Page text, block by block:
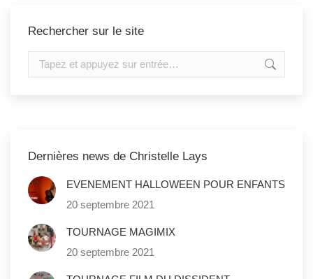
Rechercher sur le site
Recherche
:
Dernières news de Christelle Lays
EVENEMENT HALLOWEEN POUR ENFANTS
20 septembre 2021
TOURNAGE MAGIMIX
20 septembre 2021